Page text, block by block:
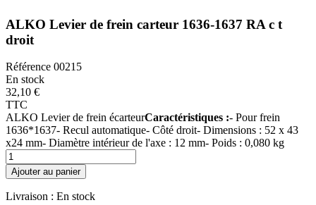
ALKO Levier de frein carteur 1636-1637 RA c t
droit
Référence 00215
En stock
32,10 €
TTC
ALKO Levier de frein écarteurCaractéristiques :- Pour frein
1636*1637- Recul automatique- Côté droit- Dimensions : 52 x 43
x24 mm- Diamètre intérieur de l'axe : 12 mm- Poids : 0,080 kg
Ajouter au panier
Livraison : En stock